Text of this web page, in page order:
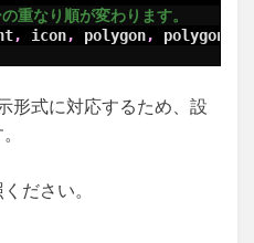
重なり順が変わります。
, icon, polygon, polygon3D
形式に対応するため、設
ださい。